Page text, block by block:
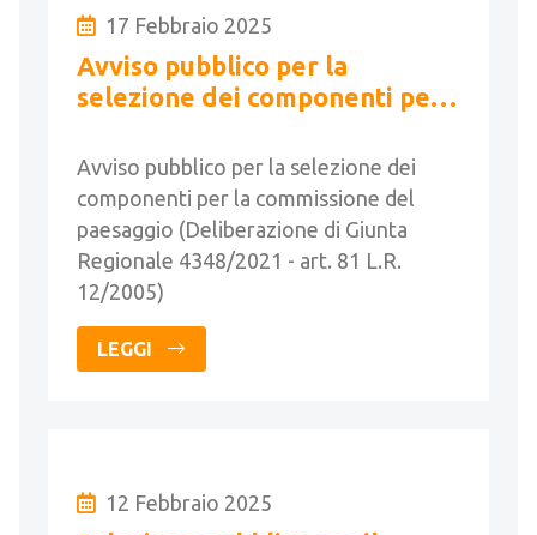
17 Febbraio 2025
Avviso pubblico per la
selezione dei componenti per
Avviso pubblico per la selezione dei
componenti per la commissione del
paesaggio (Deliberazione di Giunta
Regionale 4348/2021 - art. 81 L.R.
12/2005)
LEGGI
12 Febbraio 2025